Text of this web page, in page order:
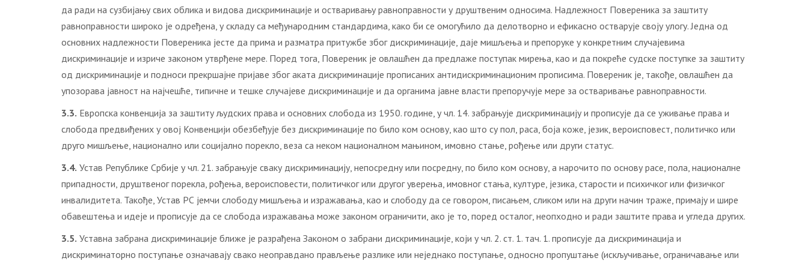
да ради на сузбијању свих облика и видова дискриминације и остваривању равноправности у друштвеним односима. Надлежност Повереника за заштиту
равноправности широко је одређена, у складу са међународним стандардима, како би се омогућило да делотворно и ефикасно остварује своју улогу. Једна од
основних надлежности Повереника јесте да прима и разматра притужбе због дискриминације, даје мишљења и препоруке у конкретним случајевима
дискриминације и изриче законом утврђене мере. Поред тога, Повереник је овлашћен да предлаже поступак мирења, као и да покреће судске поступке за заштиту
од дискриминације и подноси прекршајне пријаве због аката дискриминације прописаних антидискриминационим прописима. Повереник је, такође, овлашћен да
упозорава јавност на најчешће, типичне и тешке случајеве дискриминације и да органима јавне власти препоручује мере за остваривање равноправности.
3.3. Европска конвенција за заштиту људских права и основних слобода из 1950. године, у чл. 14. забрањује дискриминацију и прописује да се уживање права и
слобода предвиђених у овој Конвенцији обезбеђује без дискриминације по било ком основу, као што су пол, раса, боја коже, језик, вероисповест, политичко или
друго мишљење, национално или социјално порекло, веза са неком националном мањином, имовно стање, рођење или други статус.
3.4. Устав Републике Србије у чл. 21. забрањује сваку дискриминацију, непосредну или посредну, по било ком основу, а нарочито по основу расе, пола, националне
припадности, друштвеног порекла, рођења, вероисповести, политичког или другог уверења, имовног стања, културе, језика, старости и психичког или физичког
инвалидитета. Такође, Устав РС јемчи слободу мишљења и изражавања, као и слободу да се говором, писањем, сликом или на други начин траже, примају и шире
обавештења и идеје и прописује да се слобода изражавања може законом ограничити, ако је то, поред осталог, неопходно и ради заштите права и угледа других.
3.5. Уставна забрана дискриминације ближе је разрађена Законом о забрани дискриминације, који у чл. 2. ст. 1. тач. 1. прописује да дискриминација и
дискриминаторно поступање означавају свако неоправдано прављење разлике или неједнако поступање, односно пропуштање (искључивање, ограничавање или